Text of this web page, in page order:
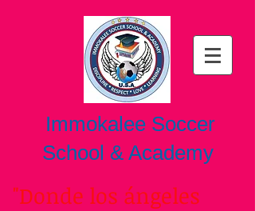
Immokalee Soccer
School & Academy
los ángeles